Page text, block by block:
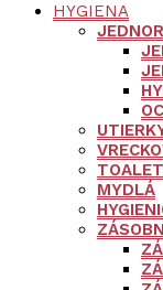
HYGIENA
MYDLÁ